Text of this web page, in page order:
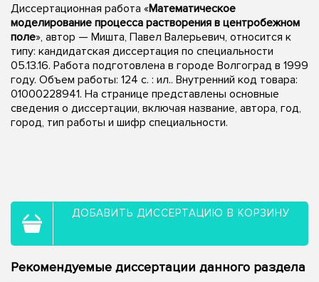
Диссертационная работа «Математическое
моделирование процесса растворения в центробежном
поле», автор — Мишта, Павел Валерьевич, относится к
типу: кандидатская диссертация по специальности
05.13.16. Работа подготовлена в городе Волгоград в 1999
году. Объем работы: 124 с. : ил.. Внутренний код товара:
01000228941. На странице представлены основные
сведения о диссертации, включая название, автора, год,
город, тип работы и шифр специальности.
ДОБАВИТЬ ДИССЕРТАЦИЮ В КОРЗИНУ
Рекомендуемые диссертации данного раздела